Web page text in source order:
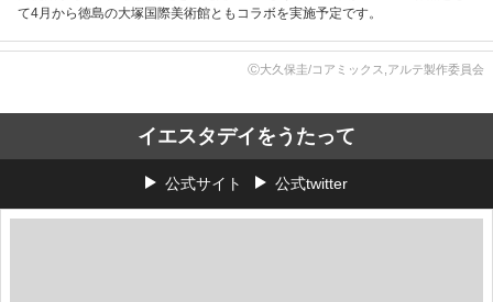
て4月から徳島の大塚国際美術館ともコラボを実施予定です。
Ⓒ大久保圭/コアミックス,アルテ製作委員会
イエスタデイをうたって
公式サイト 公式twitter